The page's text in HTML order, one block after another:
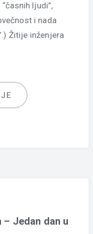
ljudi”,
i nada
Žitije inženjera
Jedan dan u